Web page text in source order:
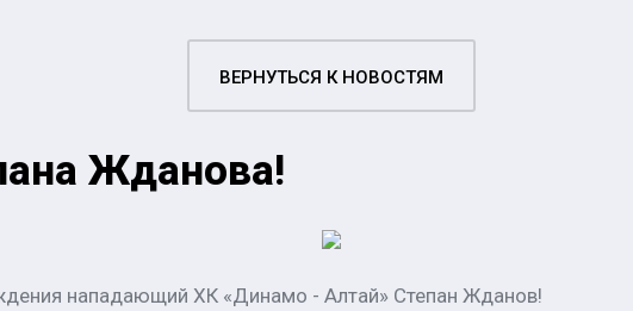
ВЕРНУТЬСЯ К НОВОСТЯМ
Жданова!
нападающий ХК «Динамо - Алтай» Степан Жданов!